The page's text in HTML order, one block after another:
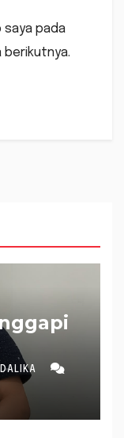
saya pada
berikutnya.
Rp